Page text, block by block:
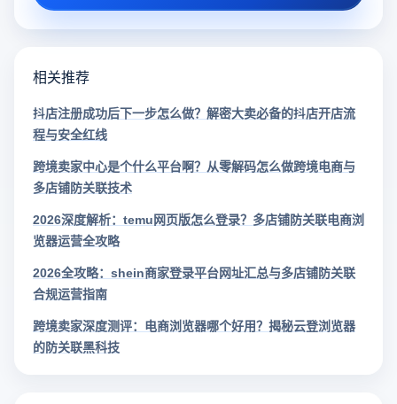
相关推荐
抖店注册成功后下一步怎么做？解密大卖必备的抖店开店流
程与安全红线
跨境卖家中心是个什么平台啊？从零解码怎么做跨境电商与
多店铺防关联技术
2026深度解析：temu网页版怎么登录？多店铺防关联电商浏
览器运营全攻略
2026全攻略：shein商家登录平台网址汇总与多店铺防关联
合规运营指南
跨境卖家深度测评：电商浏览器哪个好用？揭秘云登浏览器
的防关联黑科技